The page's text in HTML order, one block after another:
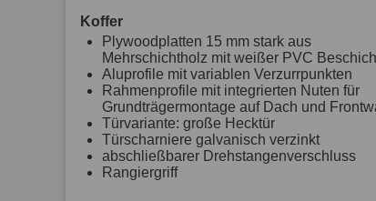
Koffer
Plywoodplatten 15 mm stark aus
Mehrschichtholz mit weißer PVC
Aluprofile mit variablen Verzurrpunkten
Rahmenprofile mit integrierten Nuten für
Grundträgermontage auf Dach und
Türvariante: große Hecktür
Türscharniere galvanisch verzinkt
abschließbarer Drehstangenverschluss
Rangiergriff